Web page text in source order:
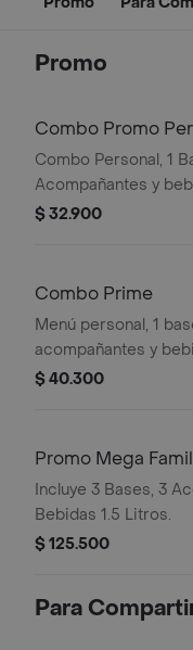
Promo
Combo Promo
Combo Personal, 1
Acompañantes y
elección de 400ML
$ 32.900
Combo Prime
Menú personal, 1
acompañantes y
elección de 400ML
$ 40.300
Promo Mega
Incluye 3 Bases, 3
Bebidas 1.5 Litros.
$ 125.500
Para